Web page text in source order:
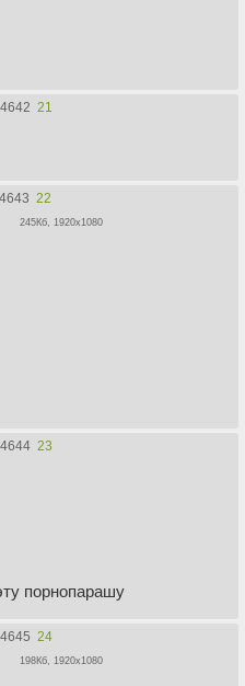
21
22
245Кб, 1920x1080
23
порнопарашу
24
198Кб, 1920x1080